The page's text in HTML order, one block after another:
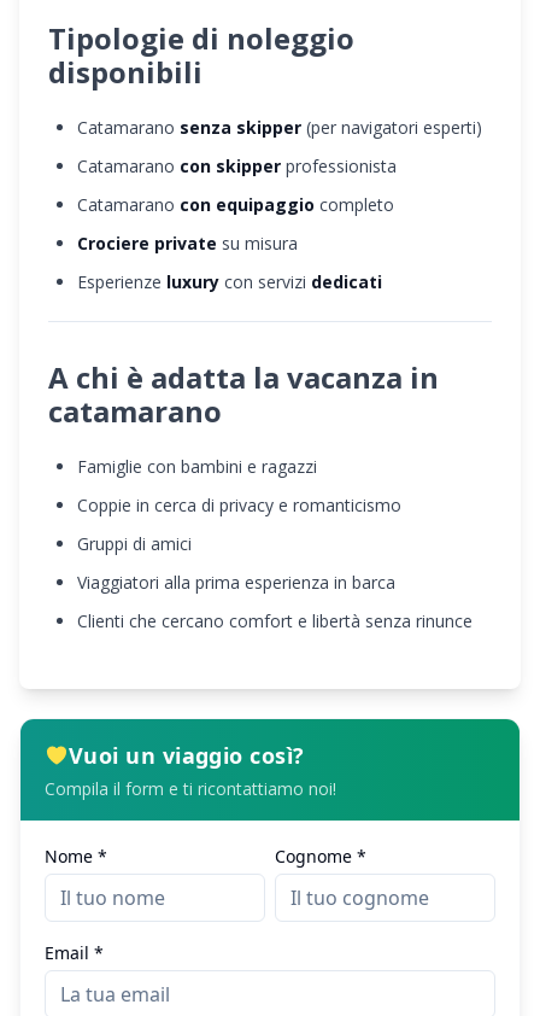
Tipologie di noleggio
disponibili
Catamarano senza skipper (per navigatori esperti)
Catamarano con skipper professionista
Catamarano con equipaggio completo
Crociere private su misura
Esperienze luxury con servizi dedicati
A chi è adatta la vacanza in
catamarano
Famiglie con bambini e ragazzi
Coppie in cerca di privacy e romanticismo
Gruppi di amici
Viaggiatori alla prima esperienza in barca
Clienti che cercano comfort e libertà senza rinunce
Vuoi un viaggio così?
Compila il form e ti ricontattiamo noi!
Nome * Cognome *
Email *